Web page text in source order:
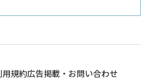
用規約広告掲載・お問い合わせ